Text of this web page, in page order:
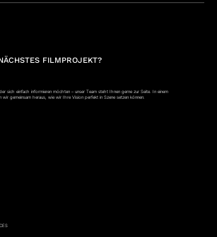
FILMPROJEKT?
sich einfach informieren möchten – unser Team steht Ihnen gerne zur Seite. In einem
wir gemeinsam heraus, wie wir Ihre Vision perfekt in Szene setzen können.